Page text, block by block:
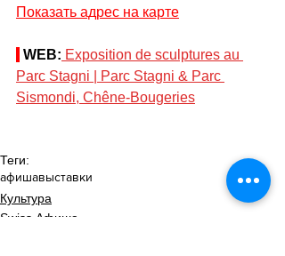
Показать адрес на карте
WEB: Exposition de sculptures au
Parc Stagni | Parc Stagni & Parc
Sismondi, Chêne-Bougeries
Теги:
афишавыставки
Культура
Swiss Афиша